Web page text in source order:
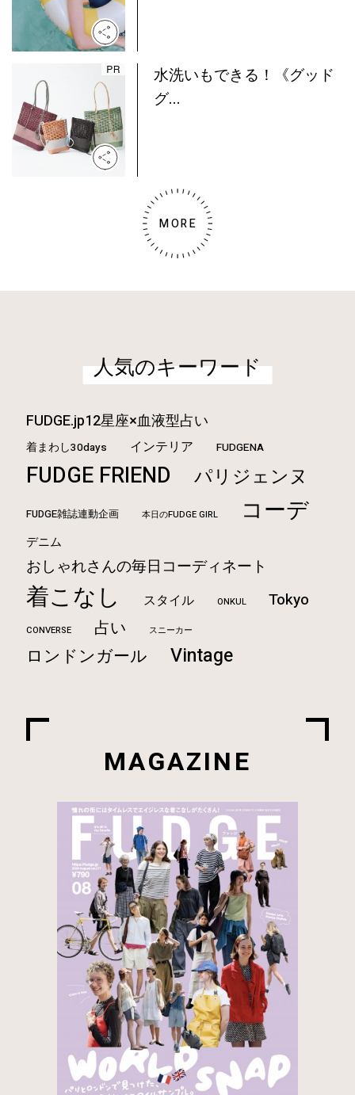
水洗いもできる！《グッド
グ...
MORE
人気のキーワード
FUDGE.jp12星座×血液型占い
着まわし30days インテリア FUDGENA
FUDGE FRIEND パリジェンヌ
FUDGE雑誌連動企画 本日のFUDGE GIRL コーデ
デニム
おしゃれさんの毎日コーディネート
着こなし スタイル ONKUL Tokyo
CONVERSE 占い スニーカー
ロンドンガール Vintage
MAGAZINE